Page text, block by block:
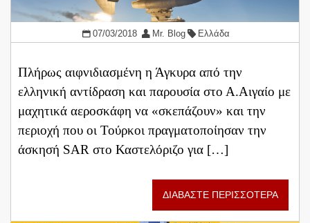
07/03/2018 Mr. Blog Ελλάδα
Πλήρως αιφνιδιασμένη η Άγκυρα από την
ελληνική αντίδραση και παρουσία στο Α.Αιγαίο με
μαχητικά αεροσκάφη να «σκεπάζουν» και την
περιοχή που οι Τούρκοι πραγματοποίησαν την
άσκησή SAR στο Καστελόριζο για […]
ΔΙΑΒΑΣΤΕ ΠΕΡΙΣΣΟΤΕΡΑ